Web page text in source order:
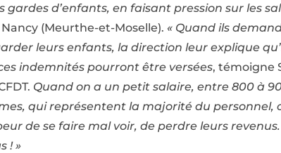
d’enfants, en faisant pression sur les
(Meurthe-et-Moselle). « Quand ils
leurs enfants, la direction leur explique
indemnités pourront être versées, témoigne
Quand on a un petit salaire, entre 800 à
qui représentent la majorité du personnel,
de se faire mal voir, de perdre leurs
! »